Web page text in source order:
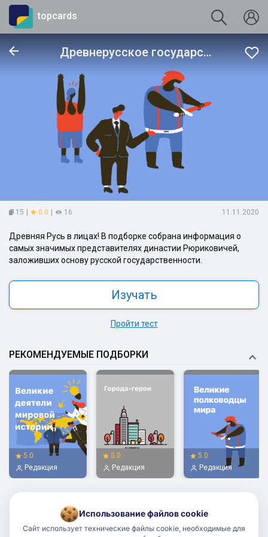
topcards
Древнерусское государство: Персоналии
15 0.0 16 11.11.2020
Древняя Русь в лицах! В подборке собрана информация о
самых значимых представителях династии Рюриковичей,
заложивших основу русской государственности.
Изучать
Пройти тест
РЕКОМЕНДУЕМЫЕ ПОДБОРКИ
5.0
Редакция
5.0
Редакция
5.0
Редакция
Использование файлов cookie
Сайт использует технические файлы cookie, необходимые для